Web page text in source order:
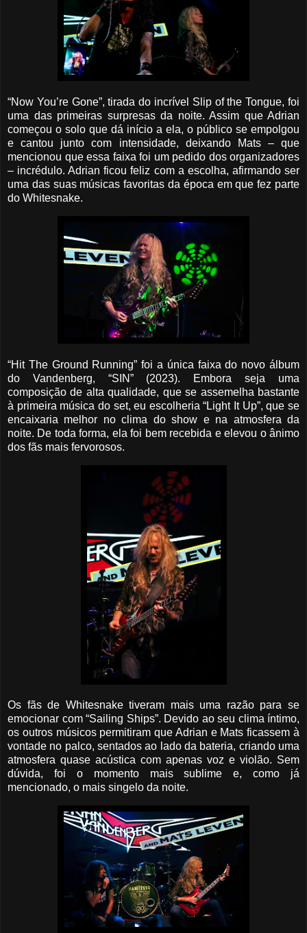
“Now You’re Gone”, tirada do incrível Slip of the Tongue, foi
uma das primeiras surpresas da noite. Assim que Adrian
começou o solo que dá início a ela, o público se empolgou
e cantou junto com intensidade, deixando Mats – que
mencionou que essa faixa foi um pedido dos organizadores
– incrédulo. Adrian ficou feliz com a escolha, afirmando ser
uma das suas músicas favoritas da época em que fez parte
do Whitesnake.
“Hit The Ground Running” foi a única faixa do novo álbum
do Vandenberg, “SIN” (2023). Embora seja uma
composição de alta qualidade, que se assemelha bastante
à primeira música do set, eu escolheria “Light It Up”, que se
encaixaria melhor no clima do show e na atmosfera da
noite. De toda forma, ela foi bem recebida e elevou o ânimo
dos fãs mais fervorosos.
Os fãs de Whitesnake tiveram mais uma razão para se
emocionar com “Sailing Ships”. Devido ao seu clima íntimo,
os outros músicos permitiram que Adrian e Mats ficassem à
vontade no palco, sentados ao lado da bateria, criando uma
atmosfera quase acústica com apenas voz e violão. Sem
dúvida, foi o momento mais sublime e, como já
mencionado, o mais singelo da noite.